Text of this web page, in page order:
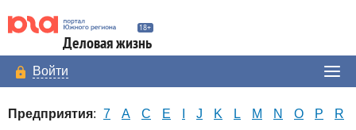
Деловая жизнь
Войти
Предприятия: 7 A C E J K L M N O P
R